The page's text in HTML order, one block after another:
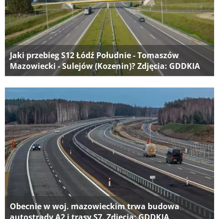
Jaki przebieg S12 Łódź Południe - Tomaszów
Mazowiecki - Sulejów (Kozenin)? Zdjęcia: GDDKIA
Obecnie w woj. mazowieckim trwa budowa